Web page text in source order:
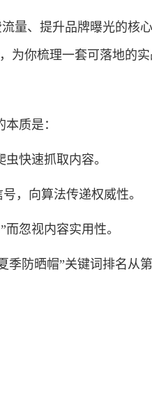
量、提升品牌曝光的核
为你梳理一套可落地的实
质是：
快速抓取内容。
，向算法传递权威性。
忽视内容实用性。
防晒帽”关键词排名从